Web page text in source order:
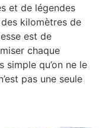
et de légendes
kilomètres de
est de
chaque
simple qu’on ne le
pas une seule